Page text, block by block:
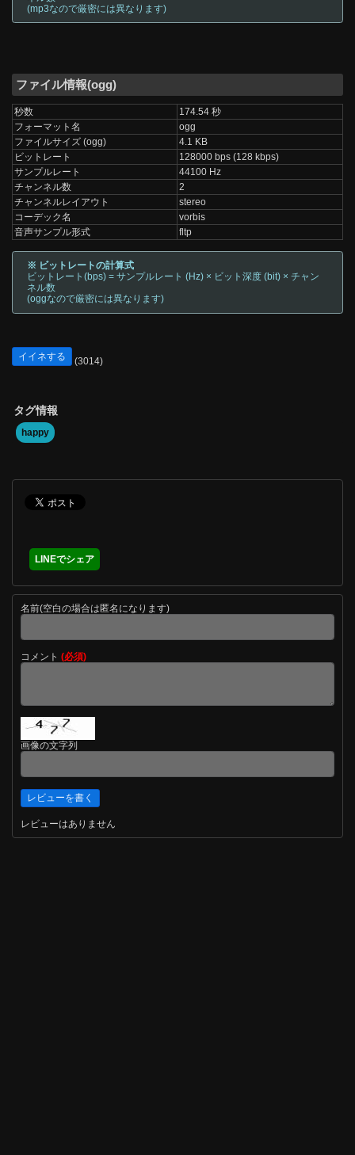
(mp3なので厳密には異なります)
ファイル情報(ogg)
秒数
174.54 秒
フォーマット名
ogg
ファイルサイズ (ogg)
4.1 KB
ビットレート
128000 bps (128 kbps)
サンプルレート
44100 Hz
チャンネル数
2
チャンネルレイアウト
stereo
コーデック名
vorbis
音声サンプル形式
fltp
※ ビットレートの計算式
ビットレート(bps) = サンプルレート (Hz) × ビット深度 (bit) × チャン
ネル数
(oggなので厳密には異なります)
イイネする (3014)
タグ情報
happy
LINEでシェア
名前(空白の場合は匿名になります)
コメント (必須)
画像の文字列
レビューはありません